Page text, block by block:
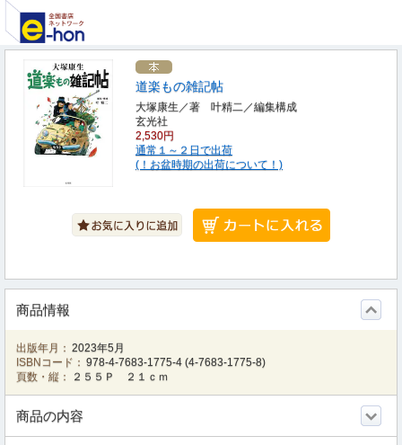
道楽もの雑記帖
大塚康生／著 叶精二／編集構成
玄光社
2,530円
通常１～２日で出荷
(！お盆時期の出荷について！)
商品情報
出版年月： 2023年5月
ISBNコード： 978-4-7683-1775-4 (4-7683-1775-8)
頁数・縦：
２５５Ｐ ２１ｃｍ
商品の内容